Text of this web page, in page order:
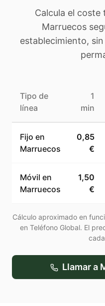
Calcula el coste
Marruecos
establecimiento,
Tipo de
línea
1
min
Fijo en
Marruecos
0,85
€
Móvil en
Marruecos
1,50
€
Cálculo aproximado en
en Teléfono Global. El
Llamar a